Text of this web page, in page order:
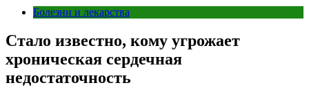
Болезни и лекарства
Стало известно, кому угрожает
хроническая сердечная
недостаточность